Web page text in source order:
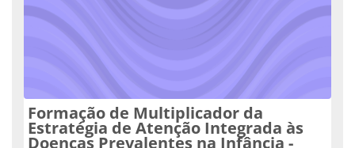
Formação de Multiplicador da
Estratégia de Atenção Integrada às
Doenças Prevalentes na Infância -